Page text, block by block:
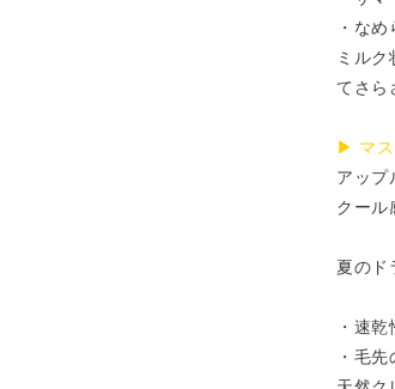
・な
ミル
てさ
▶︎ マ
アップ
クー
夏のド
・速乾
・毛